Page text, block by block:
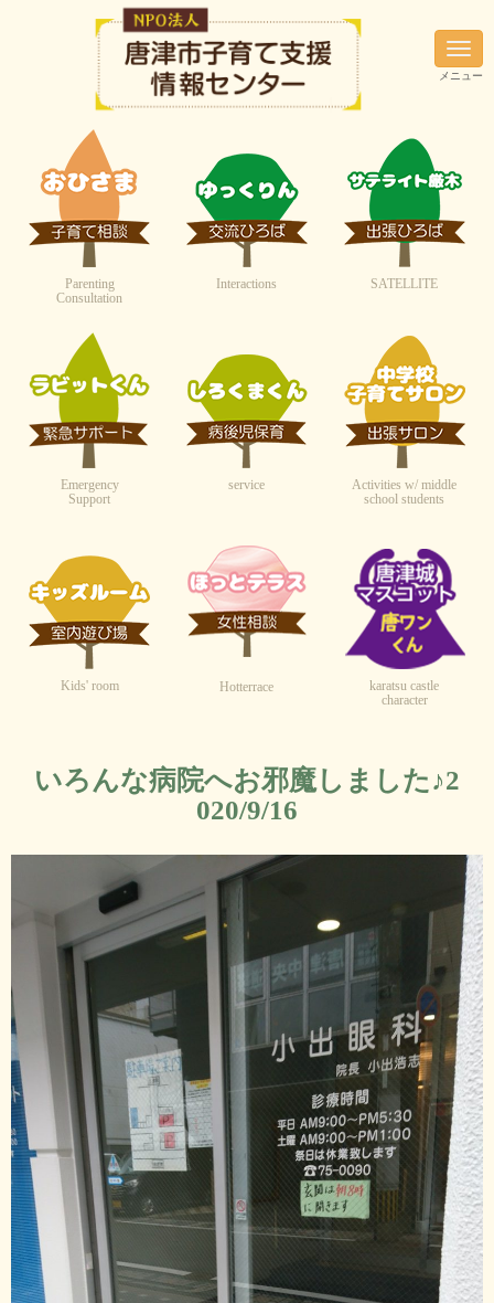
N
a
v
i
o
メニュー
Parenting
Consultation
Interactions SATELLITE
Emergency
Support
service
Activities w/ middle
school students
Kids' room Hotterrace
karatsu castle
character
いろんな病院へお邪魔しました♪2
020/9/16